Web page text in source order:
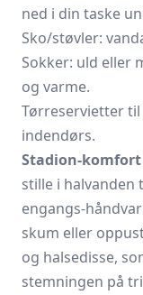
ned i din taske
Sko/støvler:
Sokker: uld eller
og varme.
Tørreservietter
indendørs.
Stadion-komfort
stille i halvanden
engangs-
skum eller
og halsedisse,
stemningen på